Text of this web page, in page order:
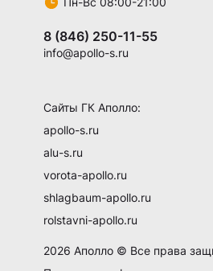
8 (846) 250-11-55
info@apollo-s.ru
Сайты ГК Аполло:
apollo-s.ru
alu-s.ru
vorota-apollo.ru
shlagbaum-apollo.ru
rolstavni-apollo.ru
2026 Аполло © Все права